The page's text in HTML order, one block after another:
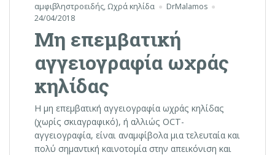
αμφιβληστροειδής,Ωχρά κηλίδα
DrMalamos
24/04/2018
Μη επεμβατική
αγγειογραφία ωχράς
κηλίδας
Η μη επεμβατική αγγειογραφία ωχράς κηλίδας
(χωρίς σκιαγραφικό), ή αλλιώς OCT-
αγγειογραφία, είναι αναμφίβολα μια τελευταία και
πολύ σημαντική καινοτομία στην απεικόνιση και